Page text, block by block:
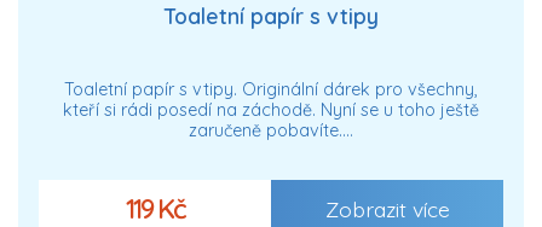
Toaletní papír s vtipy
Toaletní papír s vtipy. Originální dárek pro všechny,
kteří si rádi posedí na záchodě. Nyní se u toho ještě
zaručeně pobavíte.…
119 Kč Zobrazit více